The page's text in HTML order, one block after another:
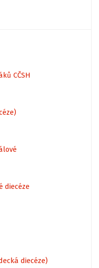
CČSH
diecéze
diecéze)